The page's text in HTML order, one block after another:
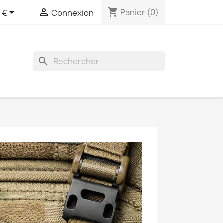
€  Connexion shopping_cart Panier (0)
search